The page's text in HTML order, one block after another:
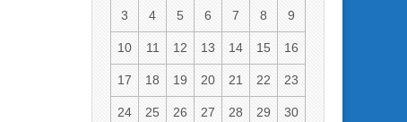
3 4 5 6 7 8 9
10 11 12 13 14 15 16
17 18 19 20 21 22 23
24 25 26 27 28 29 30